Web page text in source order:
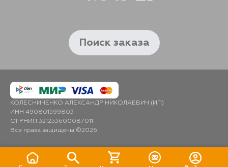
Поиск заказа
КОЛЕСНИЧЕНКО АЛЕКСАНДР НИКОЛАЕВИЧ (ИП)
ИНН 490801599803
ОГРНИП 321253600087011
Все права защищены ©2026